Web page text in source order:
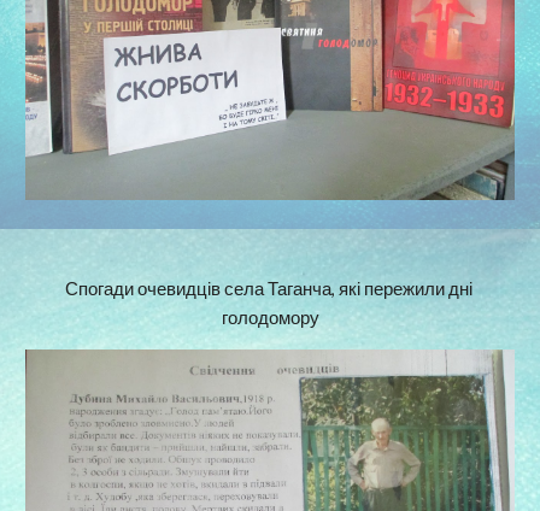
Спогади очевидців села Таганча, які пережили дні
голодомору